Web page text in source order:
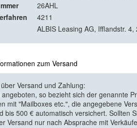
26AHL
4211
ALBIS Leasing AG, Ifflandstr.
zum Versand
Versand und Zahlung:
so bezieht sich der genannte
mit "Mailboxes etc.", die angegebene
bis 500 € automatisch versichert. Sollten
Versand nur nach Absprache mit